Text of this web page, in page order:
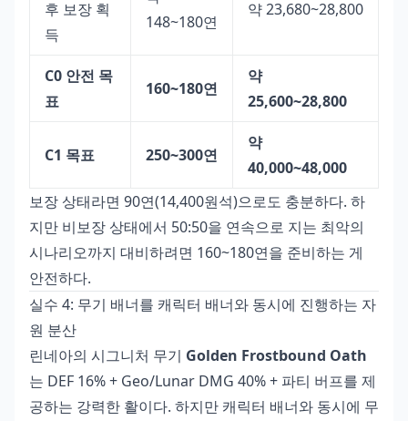
후 보장 획
득
148~180연
약 23,680~28,800
C0 안전 목
표
160~180연
약
25,600~28,800
C1 목표 250~300연
약
40,000~48,000
보장 상태라면 90연(14,400원석)으로도 충분하다. 하
지만 비보장 상태에서 50:50을 연속으로 지는 최악의
시나리오까지 대비하려면 160~180연을 준비하는 게
안전하다.
실수 4: 무기 배너를 캐릭터 배너와 동시에 진행하는 자
원 분산
린네아의 시그니처 무기 Golden Frostbound Oath
는 DEF 16% + Geo/Lunar DMG 40% + 파티 버프를 제
공하는 강력한 활이다. 하지만 캐릭터 배너와 동시에 무